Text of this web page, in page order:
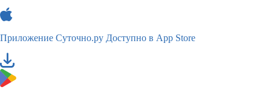
Приложение Суточно.ру Доступно в App Store